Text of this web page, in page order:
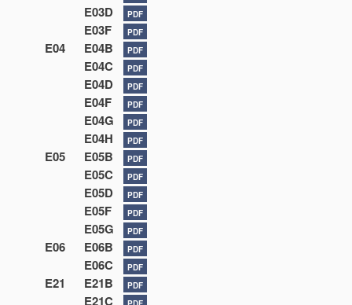
E03D PDF
E03F PDF
E04 E04B PDF
E04C PDF
E04D PDF
E04F PDF
E04G PDF
E04H PDF
E05 E05B PDF
E05C PDF
E05D PDF
E05F PDF
E05G PDF
E06 E06B PDF
E06C PDF
E21 E21B PDF
E21C